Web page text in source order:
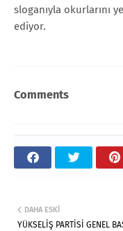
sloganıyla okurlarını
ediyor.
Comments
DAHA ESKI
YÜKSELİŞ PARTİSİ GENEL